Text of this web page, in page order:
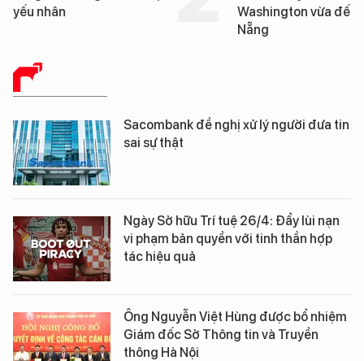
yếu nhân
Washington vừa đến
Nẵng
BÁO CHÍ SỐ
Sacombank đề nghị xử lý người đưa tin
sai sự thật
Ngày Sở hữu Trí tuệ 26/4: Đẩy lùi nạn
vi phạm bản quyền với tinh thần hợp
tác hiệu quả
Ông Nguyễn Việt Hùng được bổ nhiệm
Giám đốc Sở Thông tin và Truyền
thông Hà Nội